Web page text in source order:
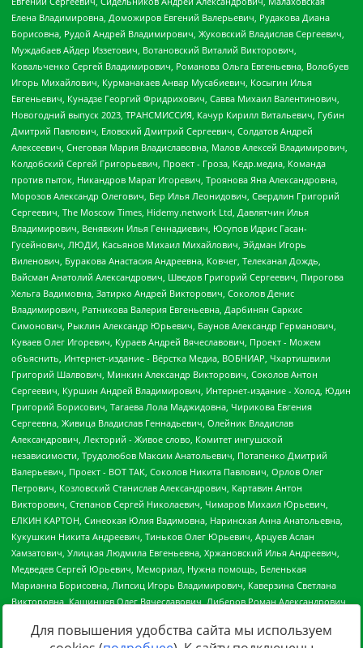
Для повышения удобства сайта мы используем